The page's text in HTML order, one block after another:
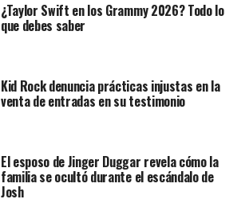
¿Taylor Swift en los Grammy 2026? Todo lo
que debes saber
Kid Rock denuncia prácticas injustas en la
venta de entradas en su testimonio
El esposo de Jinger Duggar revela cómo la
familia se ocultó durante el escándalo de
Josh